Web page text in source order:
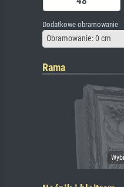
Dodatkowe obramowanie
Obramowanie: 0 cm
Rama